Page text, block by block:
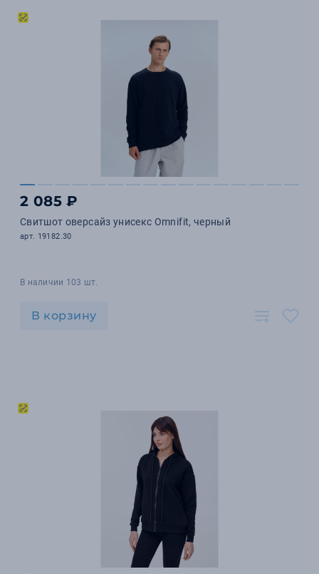
2 085 ₽
Свитшот оверсайз унисекс Omnifit, черный
арт. 19182.30
В наличии 103 шт.
В корзину